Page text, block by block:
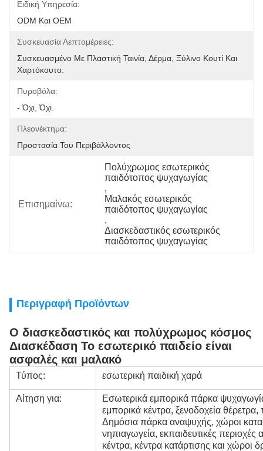
Ειδική Υπηρεσία:
ODM Και OEM
Συσκευασία Λεπτομέρειες:
Συσκευασμένο Με Πλαστική Ταινία, Δέρμα, Ξύλινο Κουτί Και
Χαρτόκουτο.
Πυροβόλα:
- Όχι, Όχι.
Πλεονέκτημα:
Προστασία Του Περιβάλλοντος
Επισημαίνω:
Πολύχρωμος εσωτερικός
παιδότοπος ψυχαγωγίας
,
Μαλακός εσωτερικός
παιδότοπος ψυχαγωγίας
,
Διασκεδαστικός εσωτερικός
παιδότοπος ψυχαγωγίας
Περιγραφή Προϊόντων
Ο διασκεδαστικός και πολύχρωμος κόσμος
Διασκέδαση Το εσωτερικό παιδείο είναι
ασφαλές και μαλακό
Τύπος: εσωτερική παιδική χαρά
Αίτηση για:
Εσωτερικά εμπορικά πάρκα
εμπορικά κέντρα, ξενοδοχεία
Δημόσια πάρκα αναψυχής, χώροι
νηπιαγωγεία, εκπαιδευτικές
κέντρα, κέντρα κατάρτισης και χώροι